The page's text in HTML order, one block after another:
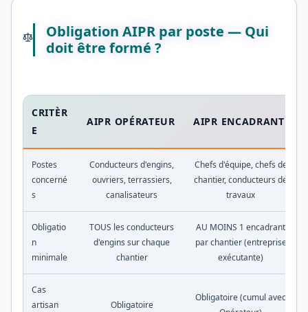
Obligation AIPR par poste — Qui
doit être formé ?
CRITÈR
E
AIPR OPÉRATEUR AIPR ENCADRANT
Postes
concerné
s
Conducteurs d'engins,
ouvriers, terrassiers,
canalisateurs
Chefs d'équipe, chefs de
chantier, conducteurs de
travaux
Obligatio
n
minimale
TOUS les conducteurs
d'engins sur chaque
chantier
AU MOINS 1 encadrant
par chantier (entreprise
exécutante)
Cas
artisan
Obligatoire
Obligatoire (cumul avec